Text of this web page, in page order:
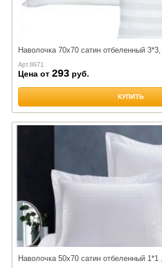
Наволочка 70х70 сатин отбеленный
Арт.8671
Цена от 293 руб.
КУПИТЬ
Наволочка 50х70 сатин отбеленный